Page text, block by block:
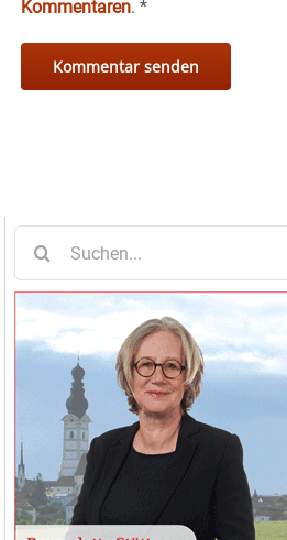
Kommentaren. *
nach: